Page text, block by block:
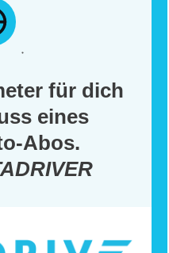
für dich
eines
Abos.